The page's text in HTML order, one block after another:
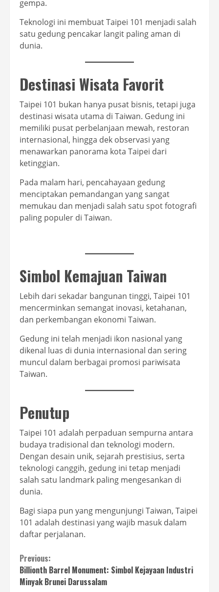
gempa.
Teknologi ini membuat Taipei 101 menjadi salah
satu gedung pencakar langit paling aman di
dunia.
Destinasi Wisata Favorit
Taipei 101 bukan hanya pusat bisnis, tetapi juga
destinasi wisata utama di Taiwan. Gedung ini
memiliki pusat perbelanjaan mewah, restoran
internasional, hingga dek observasi yang
menawarkan panorama kota Taipei dari
ketinggian.
Pada malam hari, pencahayaan gedung
menciptakan pemandangan yang sangat
memukau dan menjadi salah satu spot fotografi
paling populer di Taiwan.
Simbol Kemajuan Taiwan
Lebih dari sekadar bangunan tinggi, Taipei 101
mencerminkan semangat inovasi, ketahanan,
dan perkembangan ekonomi Taiwan.
Gedung ini telah menjadi ikon nasional yang
dikenal luas di dunia internasional dan sering
muncul dalam berbagai promosi pariwisata
Taiwan.
Penutup
Taipei 101 adalah perpaduan sempurna antara
budaya tradisional dan teknologi modern.
Dengan desain unik, sejarah prestisius, serta
teknologi canggih, gedung ini tetap menjadi
salah satu landmark paling mengesankan di
dunia.
Bagi siapa pun yang mengunjungi Taiwan, Taipei
101 adalah destinasi yang wajib masuk dalam
daftar perjalanan.
Continue
Reading
Previous:
Billionth Barrel Monument: Simbol Kejayaan Industri
Minyak Brunei Darussalam